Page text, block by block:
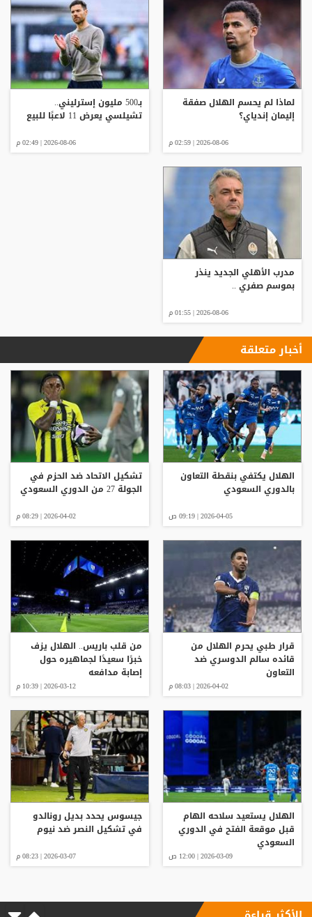
لماذا لم يحسم الهلال صفقة
إليمان إندياي؟
2026-08-06 | 02:59 م
بـ500 مليون إسترليني..
تشيلسي يعرض 11 لاعبًا للبيع
2026-08-06 | 02:49 م
مدرب الأهلي الجديد ينذر
بموسم صفري ..
2026-08-06 | 01:55 م
أخبار متعلقة
الهلال يكتفي بنقطة التعاون
بالدوري السعودي
2026-04-05 | 09:19 ص
تشكيل الاتحاد ضد الحزم في
الجولة 27 من الدوري السعودي
2026-04-02 | 08:29 م
قرار طبي يحرم الهلال من
قائده سالم الدوسري ضد
التعاون
2026-04-02 | 08:03 م
من قلب باريس.. الهلال يزف
خبرًا سعيدًا لجماهيره حول
إصابة مدافعه
2026-03-12 | 10:39 م
الهلال يستعيد سلاحه الهام
قبل موقعة الفتح في الدوري
السعودي
2026-03-09 | 12:00 ص
جيسوس يحدد بديل رونالدو
في تشكيل النصر ضد نيوم
2026-03-07 | 08:23 م